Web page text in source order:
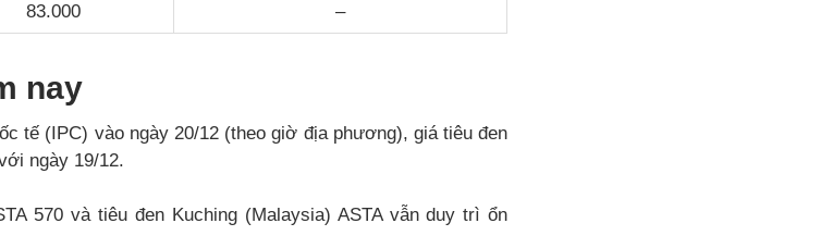
83.000 –
nay
tế (IPC) vào ngày 20/12 (theo giờ địa phương), giá tiêu đen
ngày 19/12.
570 và tiêu đen Kuching (Malaysia) ASTA vẫn duy trì ổn